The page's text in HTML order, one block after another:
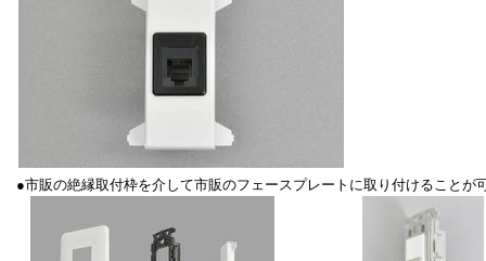
●市販の絶縁取付枠を介して市販のフェースプレートに取り付けることが